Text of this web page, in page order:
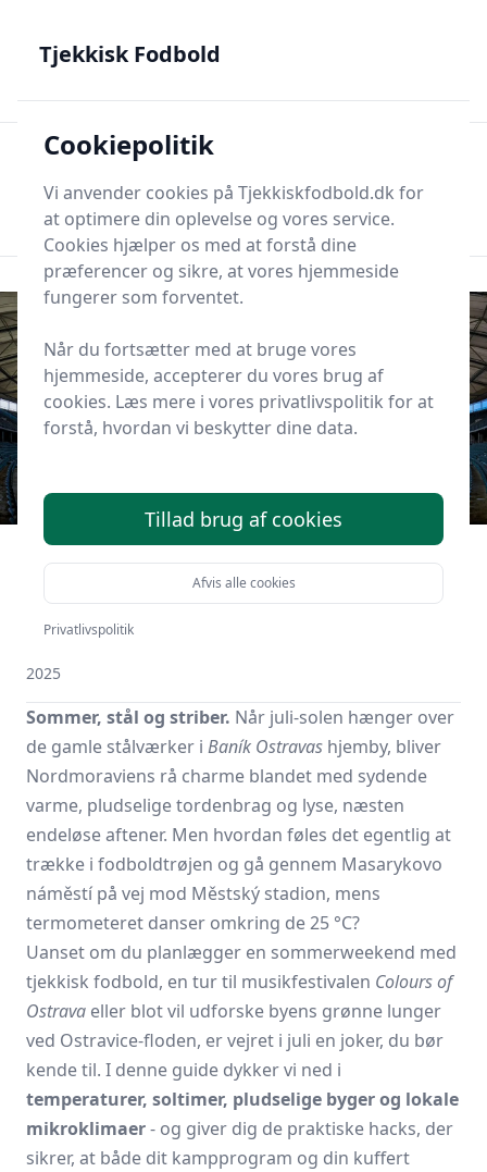
dansk
Søg nu
Hvordan er vejret i
Ostrava i juli?
2025
Sommer, stål og striber. Når juli-solen hænger over
de gamle stålværker i Baník Ostravas hjemby, bliver
Nordmoraviens rå charme blandet med sydende
varme, pludselige tordenbrag og lyse, næsten
endeløse aftener. Men hvordan føles det egentlig at
trække i fodboldtrøjen og gå gennem Masarykovo
náměstí på vej mod Městský stadion, mens
termometeret danser omkring de 25 °C?
Uanset om du planlægger en sommerweekend med
tjekkisk fodbold, en tur til musikfestivalen Colours of
Ostrava eller blot vil udforske byens grønne lunger
ved Ostravice-floden, er vejret i juli en joker, du bør
kende til. I denne guide dykker vi ned i
temperaturer, soltimer, pludselige byger og lokale
mikroklimaer- og giver dig de praktiske hacks, der
sikrer, at både dit kampprogram og din kuffert
Tjekkisk Fodbold
Cookiepolitik
Vi anvender cookies på Tjekkiskfodbold.dk for
at optimere din oplevelse og vores service.
Cookies hjælper os med at forstå dine
præferencer og sikre, at vores hjemmeside
fungerer som forventet.
Når du fortsætter med at bruge vores
hjemmeside, accepterer du vores brug af
cookies. Læs mere i vores privatlivspolitik for at
forstå, hvordan vi beskytter dine data.
Tillad brug af cookies
Afvis alle cookies
Privatlivspolitik